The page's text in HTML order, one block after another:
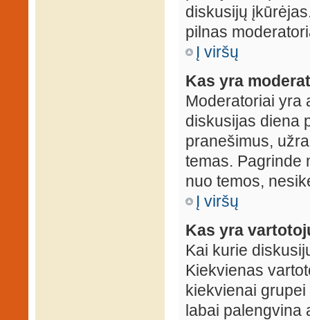
diskusijų
pilnas
Į viršų
Kas yra
Moderatoriai yra
diskusijas diena
pranešimus,
temas. Pagrinde
nuo temos,
Į viršų
Kas yra
Kai kurie
Kiekvienas
kiekvienai
labai palengvina